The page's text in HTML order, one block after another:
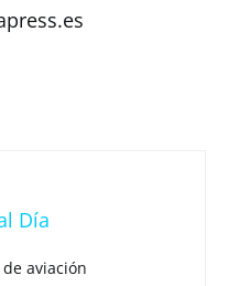
Día
aviación